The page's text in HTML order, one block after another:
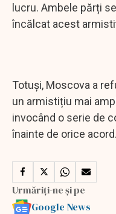
lucru. Ambele părți
încălcat acest
Totuși, Moscova a
un armistițiu mai
invocând o serie de
înainte de orice acord.
Urmăriți-ne și pe
Google News